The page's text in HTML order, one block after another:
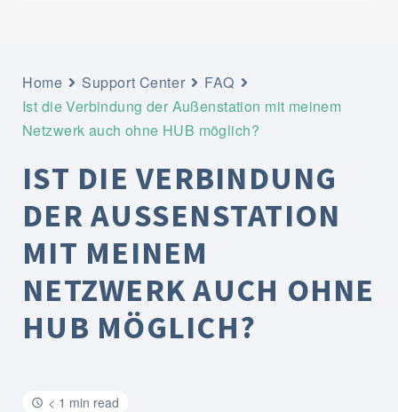
Home Support Center
FAQ
Ist die Verbindung der Außenstation mit meinem
Netzwerk auch ohne HUB möglich?
IST DIE VERBINDUNG
DER AUSSENSTATION M
IT MEINEM N
ETZWERK AUCH OHNE H
UB MÖGLICH?
< 1 min read